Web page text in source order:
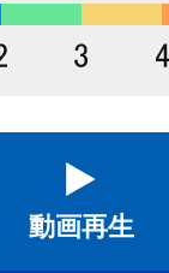
動画再生